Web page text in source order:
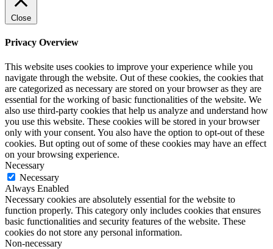
Close
Privacy Overview
This website uses cookies to improve your experience while you
navigate through the website. Out of these cookies, the cookies that
are categorized as necessary are stored on your browser as they are
essential for the working of basic functionalities of the website. We
also use third-party cookies that help us analyze and understand how
you use this website. These cookies will be stored in your browser
only with your consent. You also have the option to opt-out of these
cookies. But opting out of some of these cookies may have an effect
on your browsing experience.
Necessary
Necessary
Always Enabled
Necessary cookies are absolutely essential for the website to
function properly. This category only includes cookies that ensures
basic functionalities and security features of the website. These
cookies do not store any personal information.
Non-necessary